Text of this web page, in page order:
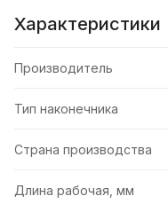
Характеристики
Производитель
Тип наконечника
Страна производства
Длина рабочая, мм